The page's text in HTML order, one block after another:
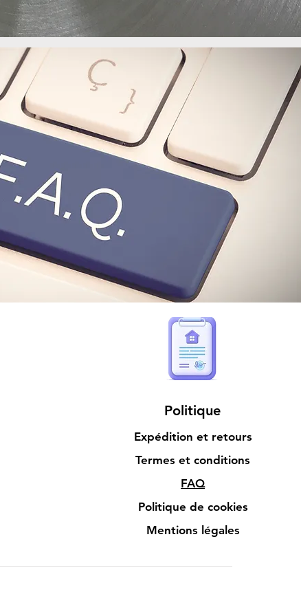
Politique
Expédition et retours
Termes et conditions
FAQ
Politique de cookies
Mentions légales